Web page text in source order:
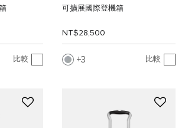
比較
可擴展國際登機箱
NT$28,500
3 比較